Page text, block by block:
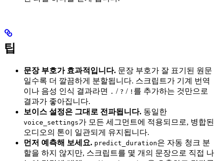
팁
문장 부호가 효과적입니다. 문장 부호가 잘 표기된 원문
일수록 더 깔끔하게 분할됩니다. 스크립트가 기계 번역
이나 음성 인식 결과라면
. / ? / ! 를 추가하는 것만으로
결과가 좋아집니다.
보이스 설정은 그대로 전파됩니다. 동일한
voice_settings가 모든 세그먼트에 적용되므로, 병합된
오디오의 톤이 일관되게 유지됩니다.
먼저 예측해 보세요. predict_duration은 자동 청크 분
할을 하지 않지만, 스크립트를 몇 개의 문장으로 직접 나